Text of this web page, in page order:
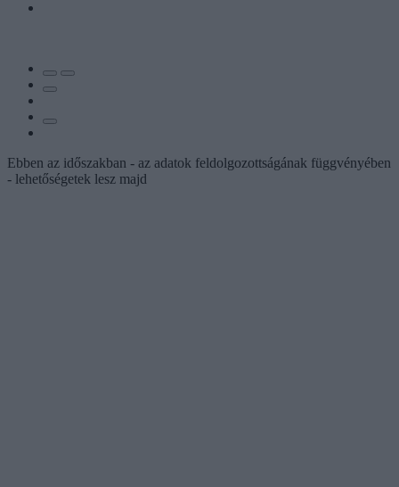
Ebben az időszakban - az adatok feldolgozottságának függvényében
- lehetőségetek lesz majd